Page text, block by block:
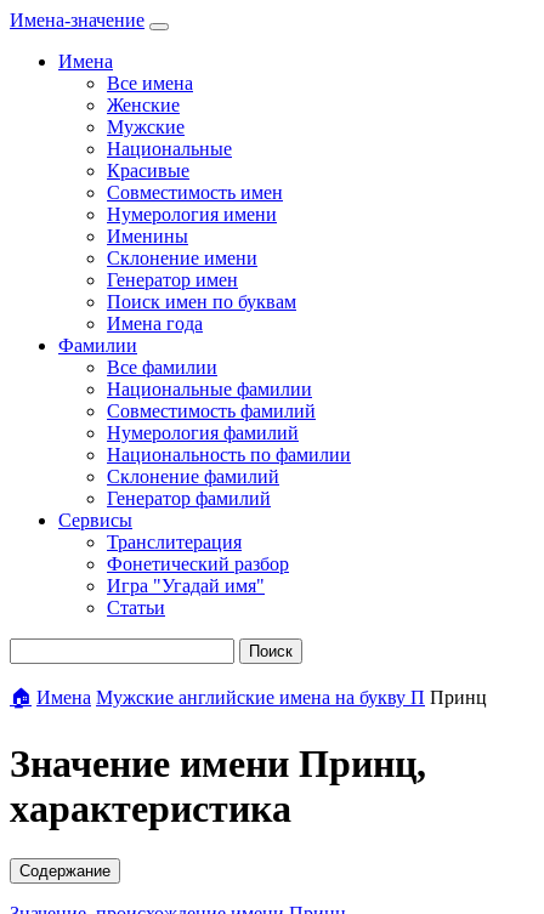
Имена-значение
Имена
Все имена
Женские
Мужские
Национальные
Красивые
Совместимость имен
Нумерология имени
Именины
Склонение имени
Генератор имен
Поиск имен по буквам
Имена года
Фамилии
Все фамилии
Национальные фамилии
Совместимость фамилий
Нумерология фамилий
Национальность по фамилии
Склонение фамилий
Генератор фамилий
Сервисы
Транслитерация
Фонетический разбор
Игра "Угадай имя"
Статьи
Поиск
🏠 Имена Мужские английские имена на букву П Принц
Значение имени Принц,
характеристика
Содержание